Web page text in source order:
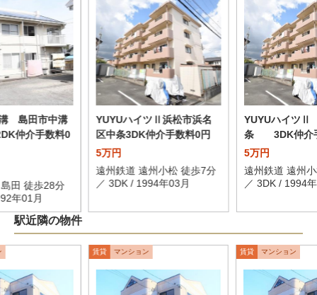
島田市中溝
仲介手数料0
田 徒歩28分
年01月
YUYUハイツⅡ浜松市浜名
区中条3DK仲介手数料0円
5万円
遠州鉄道 遠州小松 徒歩7分
／ 3DK / 1994年03月
YUYUハイツⅡ
条 3DK仲介
5万円
遠州鉄道 遠州
／ 3DK / 1994
駅近隣の物件
賃貸 マンション 賃貸 マンション